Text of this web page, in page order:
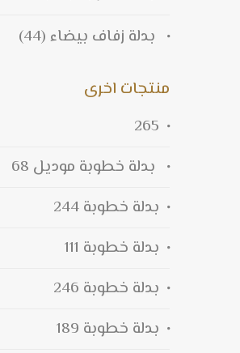
بدلة زفاف بيضاء (44)
منتجات اخرى
265
بدلة خطوبة موديل 68
بدلة خطوبة 244
بدلة خطوبة 111
بدلة خطوبة 246
بدلة خطوبة 189